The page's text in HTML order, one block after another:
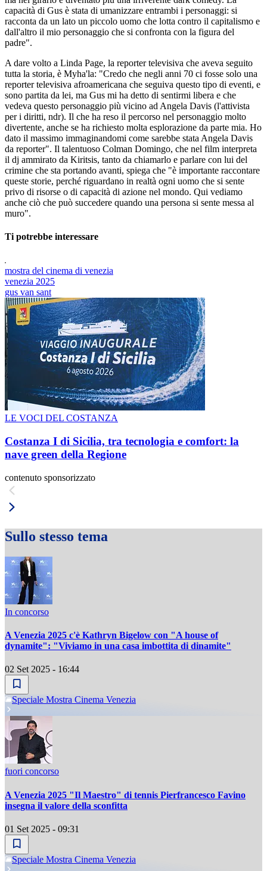
capacità di Gus è stata di umanizzare entrambi i personaggi: si
racconta da un lato un piccolo uomo che lotta contro il capitalismo e
dall'altro il mio personaggio che si confronta con la figura del
padre".
A dare volto a Linda Page, la reporter televisiva che aveva seguito
tutta la storia, è Myha'la: "Credo che negli anni 70 ci fosse solo una
reporter televisiva afroamericana che seguiva questo tipo di eventi, e
sono partita da lei, ma Gus mi ha detto di sentirmi libera e che
vedeva questo personaggio più vicino ad Angela Davis (l'attivista
per i diritti, ndr). Il che ha reso il percorso nel personaggio molto
divertente, anche se ha richiesto molta esplorazione da parte mia. Ho
dato il massimo immaginandomi come sarebbe stata Angela Davis
da reporter". Il talentuoso Colman Domingo, che nel film interpreta
il dj ammirato da Kiritsis, tanto da chiamarlo e parlare con lui del
crimine che sta portando avanti, spiega che "è importante raccontare
queste storie, perché riguardano in realtà ogni uomo che si sente
privo di risorse o di capacità di azione nel mondo. Qui vediamo
anche ciò che può succedere quando una persona si sente messa al
muro".
Ti potrebbe interessare
mostra del cinema di venezia
venezia 2025
gus van sant
LE VOCI DEL COSTANZA
Costanza I di Sicilia, tra tecnologia e comfort: la
nave green della Regione
contenuto sponsorizzato
Sullo stesso tema
In concorso
A Venezia 2025 c'è Kathryn Bigelow con "A house of
dynamite": "Viviamo in una casa imbottita di dinamite"
02 Set 2025 - 16:44
Speciale Mostra Cinema Venezia
fuori concorso
A Venezia 2025 "Il Maestro" di tennis Pierfrancesco Favino
insegna il valore della sconfitta
01 Set 2025 - 09:31
Speciale Mostra Cinema Venezia